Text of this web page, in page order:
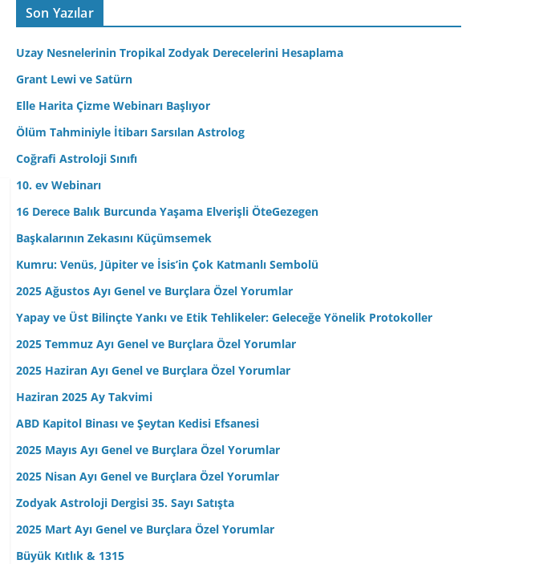
d
r
i
n
Son Yazılar
Uzay Nesnelerinin Tropikal Zodyak Derecelerini Hesaplama
Grant Lewi ve Satürn
Elle Harita Çizme Webinarı Başlıyor
Ölüm Tahminiyle İtibarı Sarsılan Astrolog
Coğrafi Astroloji Sınıfı
10. ev Webinarı
16 Derece Balık Burcunda Yaşama Elverişli ÖteGezegen
Başkalarının Zekasını Küçümsemek
Kumru: Venüs, Jüpiter ve İsis’in Çok Katmanlı Sembolü
2025 Ağustos Ayı Genel ve Burçlara Özel Yorumlar
Yapay ve Üst Bilinçte Yankı ve Etik Tehlikeler: Geleceğe Yönelik Protokoller
2025 Temmuz Ayı Genel ve Burçlara Özel Yorumlar
2025 Haziran Ayı Genel ve Burçlara Özel Yorumlar
Haziran 2025 Ay Takvimi
ABD Kapitol Binası ve Şeytan Kedisi Efsanesi
2025 Mayıs Ayı Genel ve Burçlara Özel Yorumlar
2025 Nisan Ayı Genel ve Burçlara Özel Yorumlar
Zodyak Astroloji Dergisi 35. Sayı Satışta
2025 Mart Ayı Genel ve Burçlara Özel Yorumlar
Büyük Kıtlık & 1315